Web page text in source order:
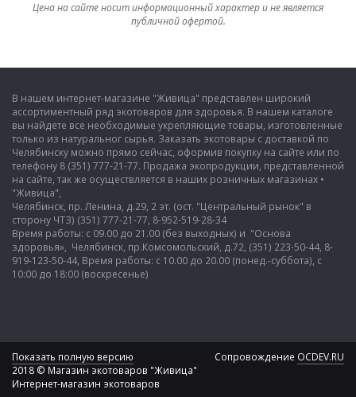
Цена на сайте носит информационный характер и не является
публичной офертой.
В нашем интернет-магазине "Живица" представлен широкий
ассортиментный ряд экотоваров для здоровья. В нашем каталоге
вы найдете все необходимые укрепляющие товары, изготовленные
только из натуральног сырья. Заказать экотовары с доставкой по
Челябинску можно прямо сейчас, оформив покупку на сайте или по
телефону 8 (351) 777-21-77. Продажа экопродукции, представленной
на сайте, так же осуществляется в наших розничных магазинах •
"Живица",
Челябинск, пр. Ленина, д.29, 2 эт. (ост. "Центральный рынок" в
сторону ЧТЗ) (351) 777-21-77, 8-952-519-28-34
Время работы: с 09.00 до 21.00 (без выходных) и "Основа
здоровья», Челябинск, пр.Комсомольский, д.72, (351) 223-50-44, 8-
919-123-50-44, Время работы: с 10.00 до 20.00 (понед.-суббота), с
10:00 до 18:00 (воскресенье)
Показать полную версию
2018 © Магазин экотоваров "Живица"
Интернет-магазин экотоваров
Сопровождение OCDEV.RU